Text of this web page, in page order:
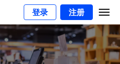
登录 注册